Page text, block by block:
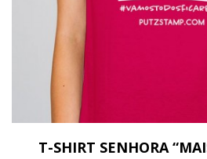
T-SHIRT SENHORA